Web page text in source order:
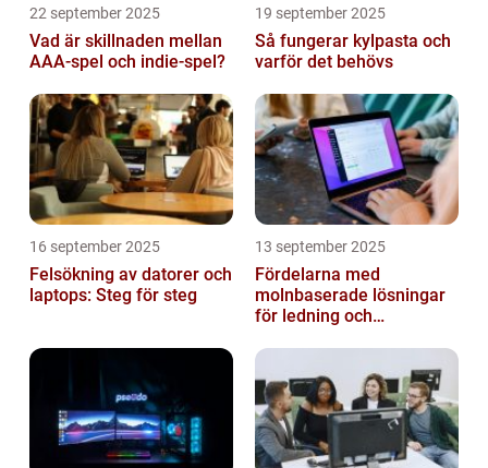
22 september 2025
Vad är skillnaden mellan
AAA-spel och indie-spel?
19 september 2025
Så fungerar kylpasta och
varför det behövs
16 september 2025
Felsökning av datorer och
laptops: Steg för steg
13 september 2025
Fördelarna med
molnbaserade lösningar
för ledning och